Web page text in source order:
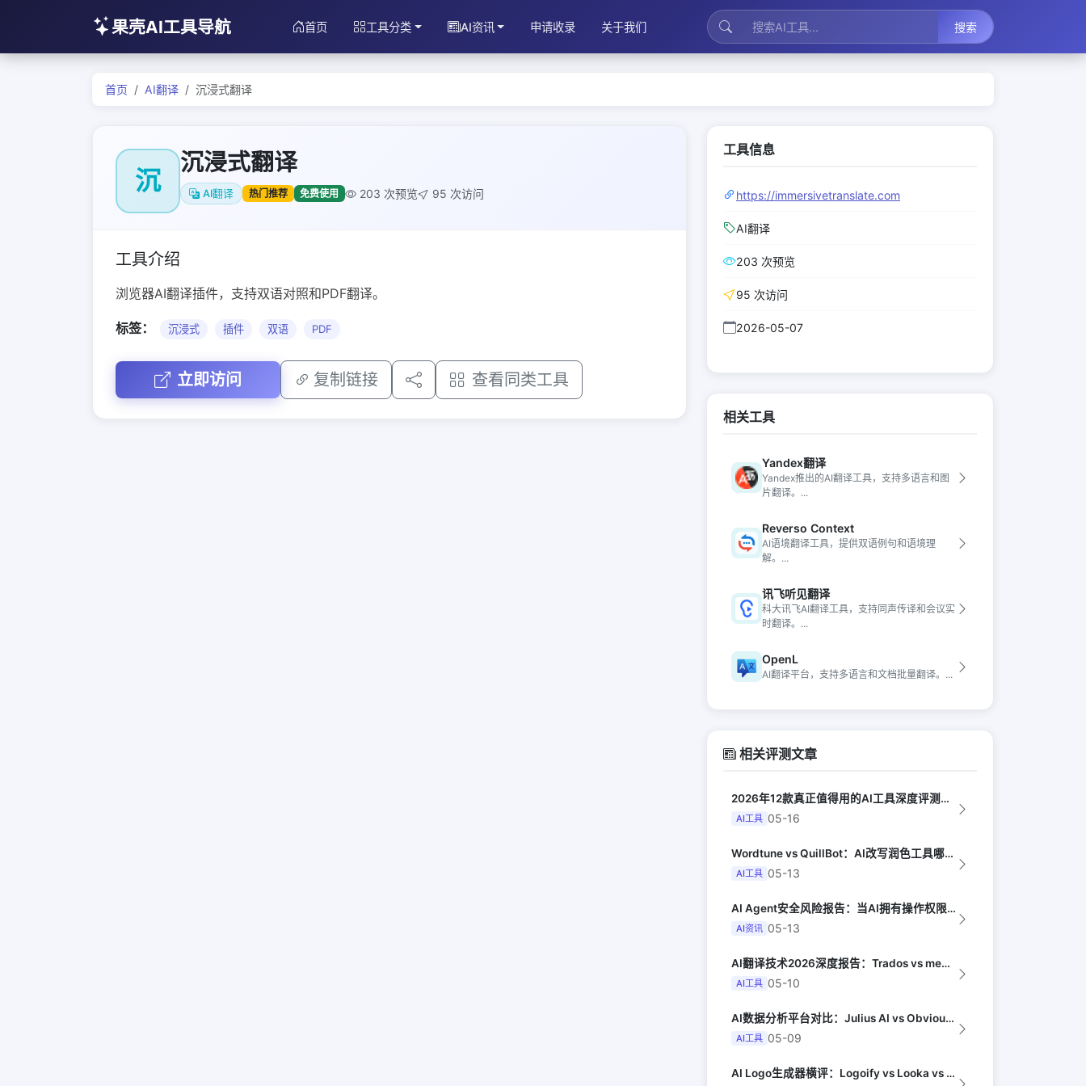
果壳AI工具导航 首页 工具分类 AI资讯 申请收录 关于我们 搜索
首页 AI翻译 沉浸式翻译
沉
沉浸式翻译
AI翻译 热门推荐 免费使用 203 次预览 95 次访问
工具介绍
浏览器AI翻译插件，支持双语对照和PDF翻译。
标签： 沉浸式 插件 双语 PDF
立即访问 复制链接 查看同类工具
工具信息
https://immersivetranslate.com
AI翻译
203 次预览
95 次访问
2026-05-07
相关工具
Yandex翻译
Yandex推出的AI翻译工具，支持多语言和图
片翻译。...
Reverso Context
AI语境翻译工具，提供双语例句和语境理
解。...
讯飞听见翻译
科大讯飞AI翻译工具，支持同声传译和会议实
时翻译。...
OpenL
AI翻译平台，支持多语言和文档批量翻译。...
相关评测文章
2026年12款真正值得用的AI工具深度评测（Synthesia评选）
AI工具 05-16
Wordtune vs QuillBot：AI改写润色工具哪家强（PCMag）
AI工具 05-13
AI Agent安全风险报告：当AI拥有操作权限后的隐患（OWASP）
AI资讯 05-13
AI翻译技术2026深度报告：Trados vs memoQ AI vs Phr...
AI工具 05-10
AI数据分析平台对比：Julius AI vs Obviously AI vs ...
AI工具 05-09
AI Logo生成器横评：Logoify vs Looka vs Hatchfu...